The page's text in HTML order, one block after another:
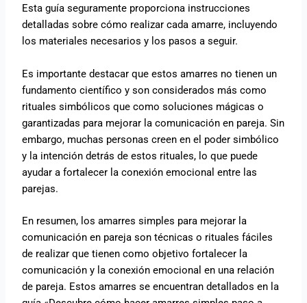
Esta guía seguramente proporciona instrucciones
detalladas sobre cómo realizar cada amarre, incluyendo
los materiales necesarios y los pasos a seguir.
Es importante destacar que estos amarres no tienen un
fundamento científico y son considerados más como
rituales simbólicos que como soluciones mágicas o
garantizadas para mejorar la comunicación en pareja. Sin
embargo, muchas personas creen en el poder simbólico
y la intención detrás de estos rituales, lo que puede
ayudar a fortalecer la conexión emocional entre las
parejas.
En resumen, los amarres simples para mejorar la
comunicación en pareja son técnicas o rituales fáciles
de realizar que tienen como objetivo fortalecer la
comunicación y la conexión emocional en una relación
de pareja. Estos amarres se encuentran detallados en la